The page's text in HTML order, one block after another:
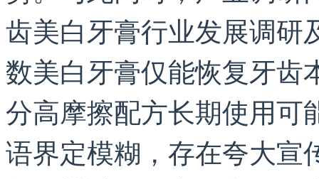
齿美白牙膏行业发展调研
数美白牙膏仅能恢复牙齿
分高摩擦配方长期使用可
语界定模糊，存在夸大宣